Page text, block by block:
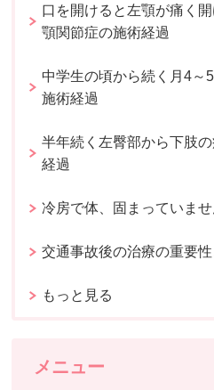
口を開けると左顎が痛く
顎関節症の施術経過
中学生の頃から続く月4～
施術経過
半年続く左臀部から下肢
経過
冷房で体、固まっていませ
交通事故後の治療の重要性
もっと見る
メニュー